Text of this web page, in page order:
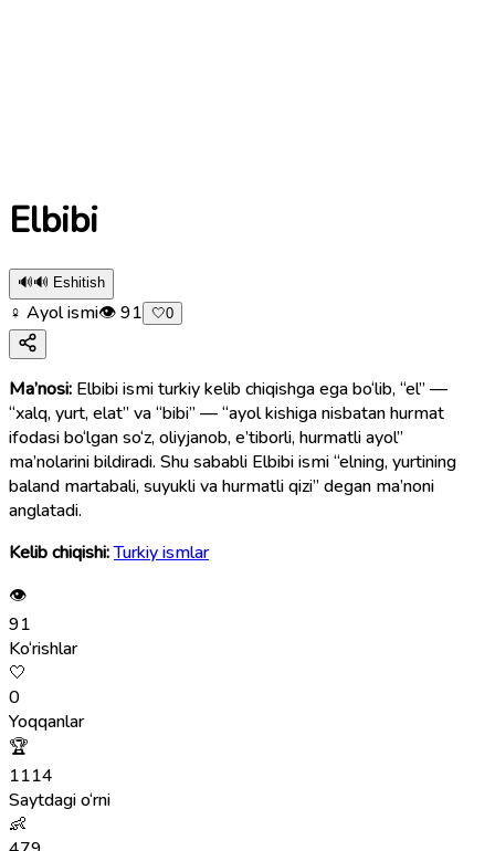
Elbibi
🔊🔊 Eshitish
♀ Ayol ismi👁91 🤍0
Ma’nosi: Elbibi ismi turkiy kelib chiqishga ega bo‘lib, “el” —
“xalq, yurt, elat” va “bibi” — “ayol kishiga nisbatan hurmat
ifodasi bo‘lgan so‘z, oliyjanob, e’tiborli, hurmatli ayol”
ma’nolarini bildiradi. Shu sababli Elbibi ismi “elning, yurtining
baland martabali, suyukli va hurmatli qizi” degan ma’noni
anglatadi.
Kelib chiqishi:Turkiy ismlar
👁
91
Ko‘rishlar
🤍
0
Yoqqanlar
🏆
1114
Saytdagi o‘rni
👶